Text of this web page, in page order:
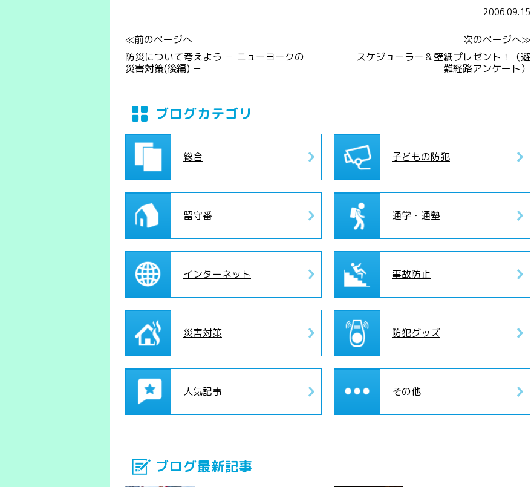
2006.09.15
≪前のページへ
次のページへ≫
防災について考えよう － ニューヨークの
災害対策(後編) －
スケジューラー＆壁紙プレゼント！（避
難経路アンケート）
ブログカテゴリ
総合 子どもの防犯
留守番 通学・通塾
インターネット 事故防止
災害対策 防犯グッズ
人気記事 その他
ブログ最新記事